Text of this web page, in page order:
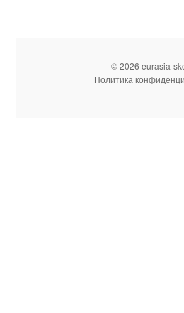
© 2026 eurasia-
Политика